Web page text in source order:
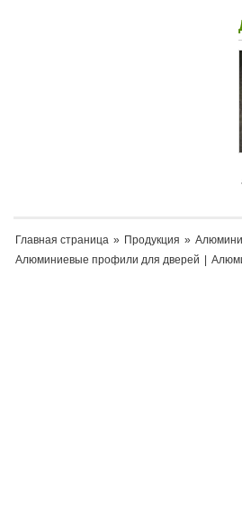
Главная страница » Продукция »
Алюминиевые профили для дверей